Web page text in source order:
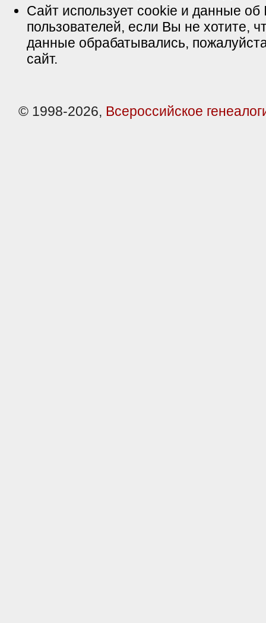
Сайт использует cookie и данные об
пользователей, если Вы не хотите,
данные обрабатывались,
сайт.
© 1998-2026, Всероссийское